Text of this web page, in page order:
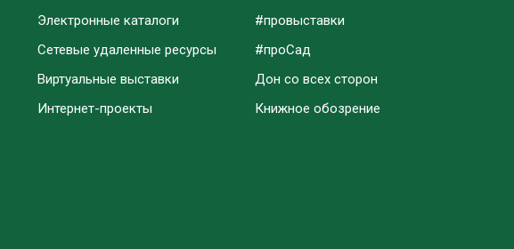
Электронные каталоги
Сетевые удаленные ресурсы
Виртуальные выставки
Интернет-проекты
#провыставки
#проСад
Дон со всех сторон
Книжное обозрение